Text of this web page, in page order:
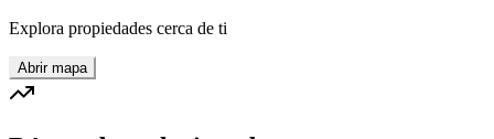
Explora propiedades cerca de ti
Abrir mapa